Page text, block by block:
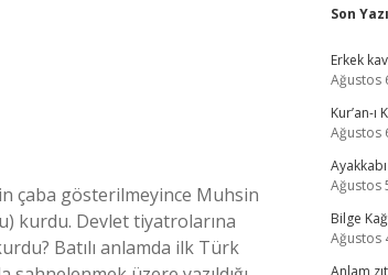
çaba gösterilmeyince Muhsin
kurdu. Devlet tiyatrolarına
Batılı anlamda ilk Türk
Son
Erkek
Ağustos
Kur’an-
Ağustos
Ağustos
Bilge
Ağustos
Anlam
ilbet mobil giriş